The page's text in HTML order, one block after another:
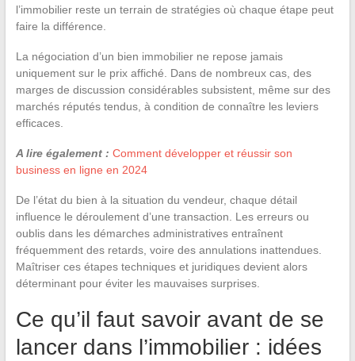
l’immobilier reste un terrain de stratégies où chaque étape peut
faire la différence.
La négociation d’un bien immobilier ne repose jamais
uniquement sur le prix affiché. Dans de nombreux cas, des
marges de discussion considérables subsistent, même sur des
marchés réputés tendus, à condition de connaître les leviers
efficaces.
A lire également : Comment développer et réussir son
business en ligne en 2024
De l’état du bien à la situation du vendeur, chaque détail
influence le déroulement d’une transaction. Les erreurs ou
oublis dans les démarches administratives entraînent
fréquemment des retards, voire des annulations inattendues.
Maîtriser ces étapes techniques et juridiques devient alors
déterminant pour éviter les mauvaises surprises.
Ce qu’il faut savoir avant de se
lancer dans l’immobilier : idées